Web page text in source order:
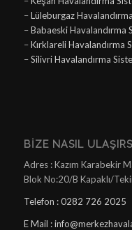
–Lüleburgaz
–Babaeski Havalandırma
–Kırklareli Havalandırma
–Silivri Havalandırma
BIZE NASIL
Adres : Kazım Karabekir
Blok No:20/B Kapaklı/
Telefon : 0282 726 2025
E Mail :